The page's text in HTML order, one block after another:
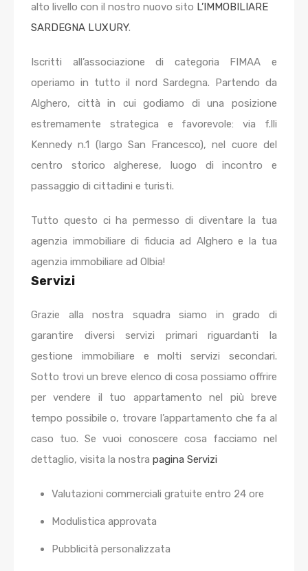
alto livello con il nostro nuovo sito L’IMMOBILIARE
SARDEGNA LUXURY.
Iscritti all’associazione di categoria FIMAA e
operiamo in tutto il nord Sardegna. Partendo da
Alghero, città in cui godiamo di una posizione
estremamente strategica e favorevole: via f.lli
Kennedy n.1 (largo San Francesco), nel cuore del
centro storico algherese, luogo di incontro e
passaggio di cittadini e turisti.
Tutto questo ci ha permesso di diventare la tua
agenzia immobiliare di fiducia ad Alghero e la tua
agenzia immobiliare ad Olbia!
Servizi
Grazie alla nostra squadra siamo in grado di
garantire diversi servizi primari riguardanti la
gestione immobiliare e molti servizi secondari.
Sotto trovi un breve elenco di cosa possiamo offrire
per vendere il tuo appartamento nel più breve
tempo possibile o, trovare l’appartamento che fa al
caso tuo. Se vuoi conoscere cosa facciamo nel
dettaglio, visita la nostra pagina Servizi
Valutazioni commerciali gratuite entro 24 ore
Modulistica approvata
Pubblicità personalizzata